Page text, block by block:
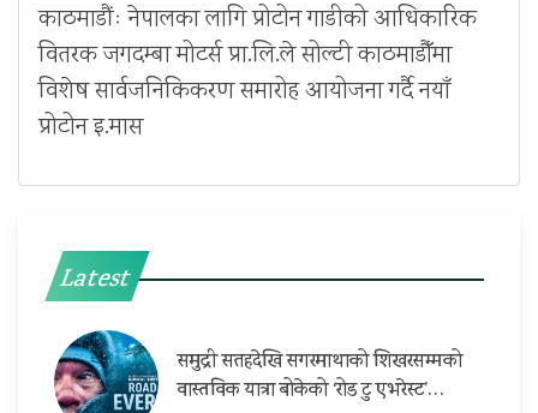
काठमाडौंः नेपालका लागि प्रोटोन गाडीको आधिकारिक
वितरक जगदम्बा मोटर्स प्रा.लि.ले सोल्टी काठमाडौँमा
विशेष सार्वजनिकिकरण समारोह आयोजना गर्दै नयाँ
प्रोटोन इ.मास
Latest
समुद्री सतहदेखि सगरमाथाको शिखरसम्मको
वास्तविक यात्रा बोकेको ‘रोड टु एभरेस्ट’…